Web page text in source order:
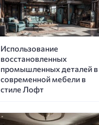
Использование
восстановленных
промышленных деталей в
современной мебели в
стиле Лофт